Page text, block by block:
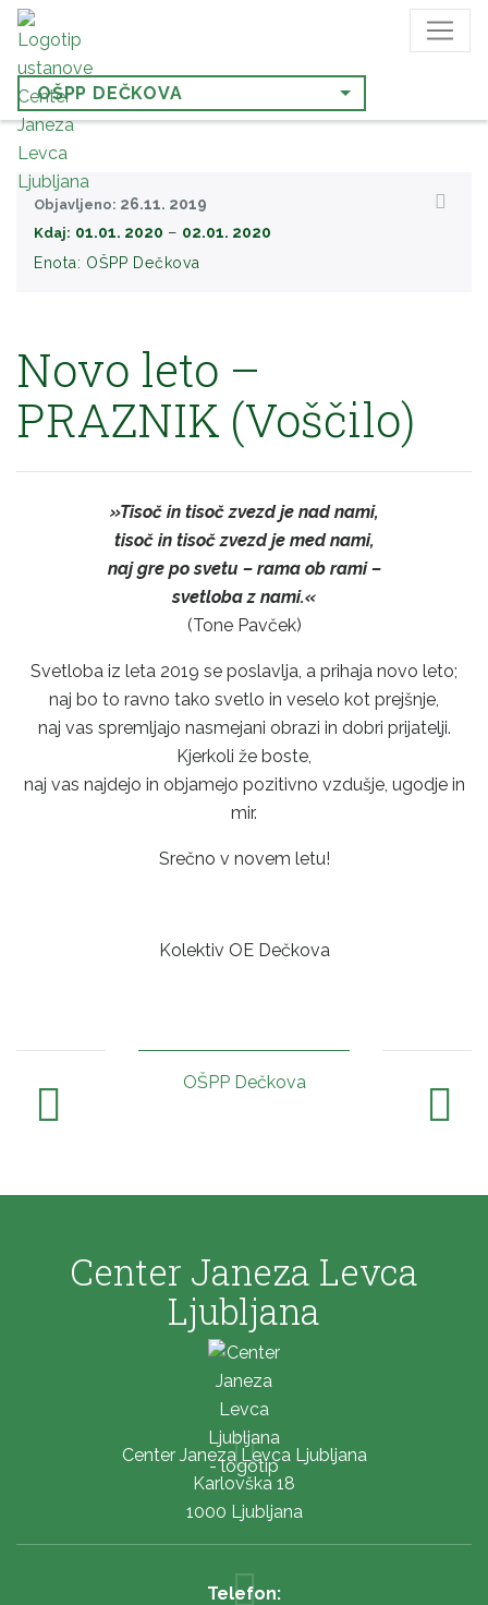
OŠPP DEČKOVA
Objavljeno: 26.11. 2019
Kdaj: 01.01. 2020 − 02.01. 2020
Enota: OŠPP Dečkova
Novo leto –
PRAZNIK (Voščilo)
»Tisoč in tisoč zvezd je nad nami,
tisoč in tisoč zvezd je med nami,
naj gre po svetu – rama ob rami –
svetloba z nami.«
(Tone Pavček)
Svetloba iz leta 2019 se poslavlja, a prihaja novo leto;
naj bo to ravno tako svetlo in veselo kot prejšnje,
naj vas spremljajo nasmejani obrazi in dobri prijatelji.
Kjerkoli že boste,
naj vas najdejo in objamejo pozitivno vzdušje, ugodje in
mir.
Srečno v novem letu!
Kolektiv OE Dečkova
OŠPP Dečkova
Center Janeza Levca
Ljubljana
Center Janeza Levca Ljubljana
Karlovška 18
1000 Ljubljana
Telefon: